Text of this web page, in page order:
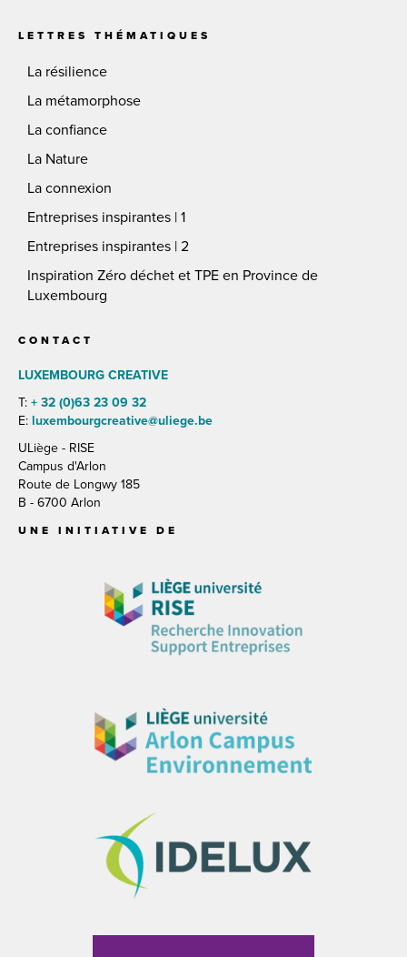
LETTRES THÉMATIQUES
La résilience
La métamorphose
La confiance
La Nature
La connexion
Entreprises inspirantes | 1
Entreprises inspirantes | 2
Inspiration Zéro déchet et TPE en Province de
Luxembourg
CONTACT
LUXEMBOURG CREATIVE
T: + 32 (0)63 23 09 32
E: luxembourgcreative@uliege.be
ULiège - RISE
Campus d'Arlon
Route de Longwy 185
B - 6700 Arlon
UNE INITIATIVE DE